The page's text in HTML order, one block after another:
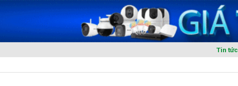
Tin tức